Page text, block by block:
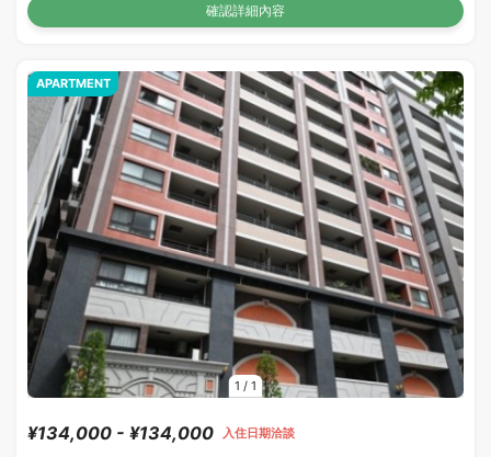
確認詳細內容
1 / 1
APARTMENT
¥134,000 - ¥134,000 入住日期洽談